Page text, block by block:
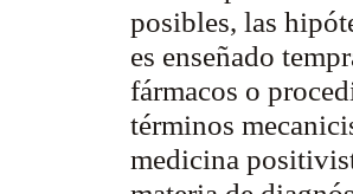
posibles, las
es enseñado
fármacos o
términos
medicina